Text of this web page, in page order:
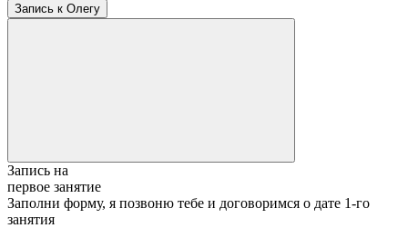
Запись к Олегу
Запись на
первое занятие
Заполни форму, я позвоню тебе и договоримся о дате 1-го
занятия